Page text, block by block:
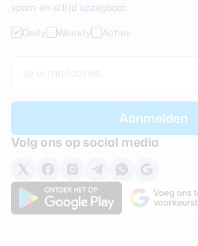
spam en altijd opzegbaar.
Daily Weekly Acties
Volg ons op social media